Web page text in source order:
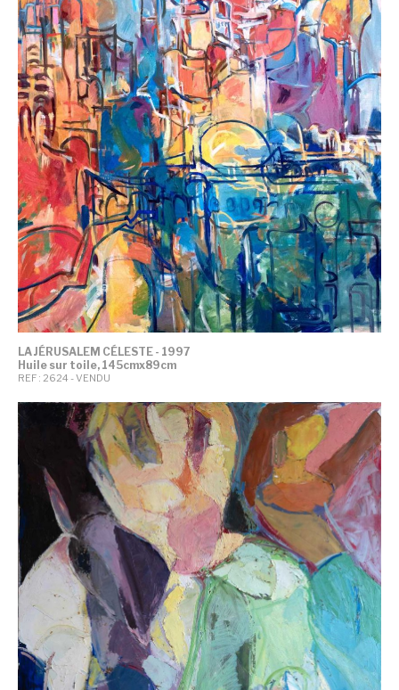
LA JÉRUSALEM CÉLESTE - 1997
Huile sur toile, 145cmx89cm
REF : 2624 - VENDU